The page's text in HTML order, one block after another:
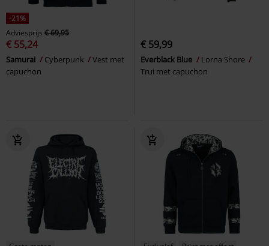
-21%
Adviesprijs € 69,95
€ 55,24
Samurai Cyberpunk
Vest met
capuchon
€ 59,99
Everblack Blue
Lorna Shore
Trui met capuchon